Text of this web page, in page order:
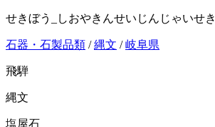
せきぼう_しおやきんせいじんじゃいせき
石器・石製品類 /縄文 /岐阜県
飛騨
縄文
塩屋石